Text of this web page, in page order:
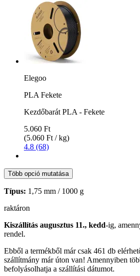
Elegoo
PLA Fekete
Kezdőbarát PLA - Fekete
5.060 Ft
(5.060 Ft / kg)
4.8 (68)
Több opció mutatása
Típus: 1,75 mm / 1000 g
raktáron
Kiszállítás augusztus 11., kedd-ig,
rendel.
Ebből a termékből már csak 461 db
szállítmány már úton van! Amennyiben
befolyásolhatja a szállítási dátumot.